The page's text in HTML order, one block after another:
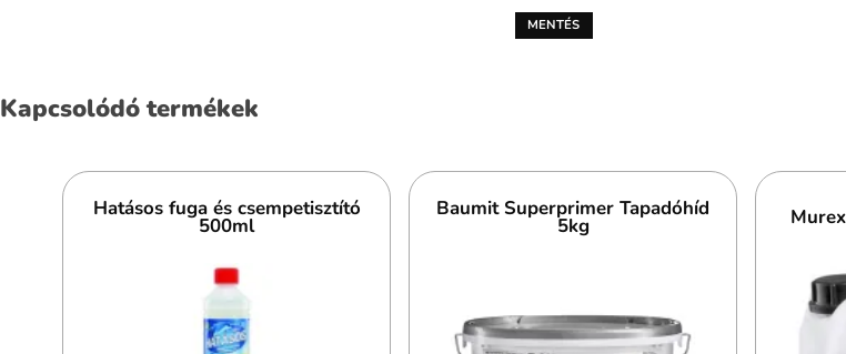
Kapcsolódó termékek
Hatásos fuga és csempetisztító
500ml
Baumit Superprimer Tapadóhíd
5kg